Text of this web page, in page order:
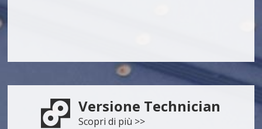
 Versione Technician
Scopri di più >>